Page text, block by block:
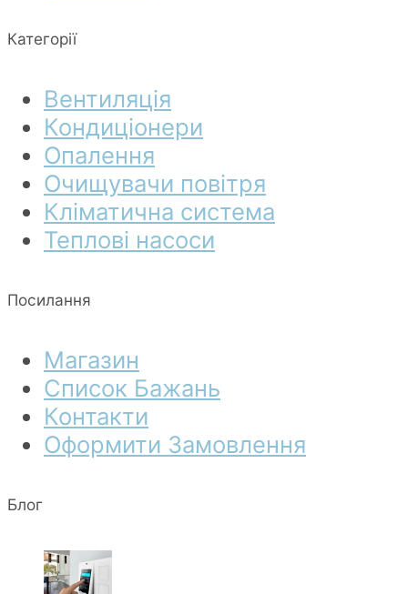
Категорії
Вентиляція
Кондиціонери
Опалення
Очищувачи повітря
Кліматична система
Теплові насоси
Посилання
Магазин
Список Бажань
Контакти
Оформити Замовлення
Блог